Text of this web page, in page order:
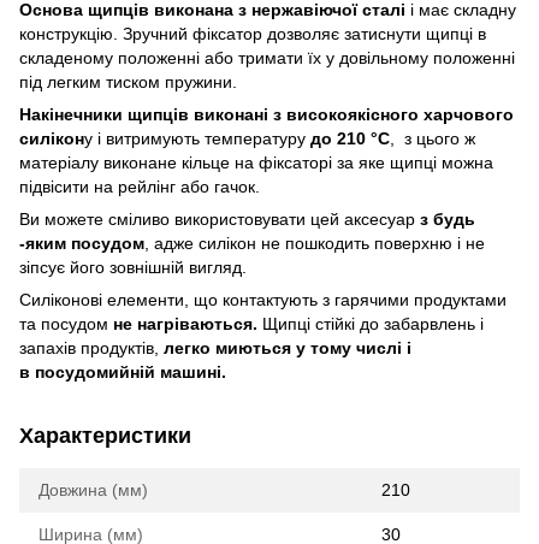
Основа щипців виконана з нержавіючої сталі і має складну
конструкцію. Зручний фіксатор дозволяє затиснути щипці в
складеному положенні або тримати їх у довільному положенні
під легким тиском пружини.
Накінечники щипців виконані з високоякісного харчового
силікону і витримують температуру до 210 °C , з цього ж
матеріалу виконане кільце на фіксаторі за яке щипці можна
підвісити на рейлінг або гачок.
Ви можете сміливо використовувати цей аксесуар з будь
-яким посудом , адже силікон не пошкодить поверхню і не
зіпсує його зовнішній вигляд.
Силіконові елементи, що контактують з гарячими продуктами
та посудом не нагріваються. Щипці стійкі до забарвлень і
запахів продуктів, легко миються у тому числі і
в посудомийній машині.
Характеристики
Довжина (мм) 210
Ширина (мм) 30